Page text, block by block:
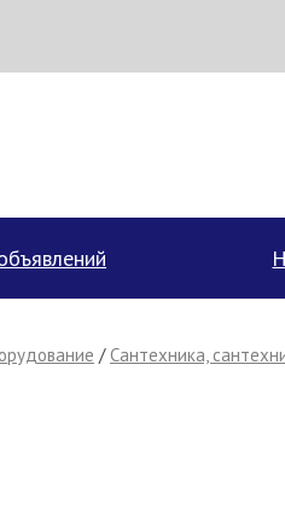
поставщику
/Сантехника,